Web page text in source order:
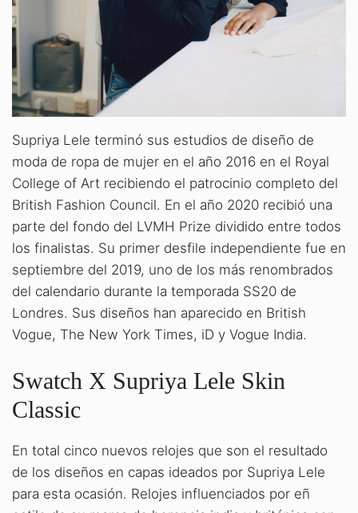
Supriya Lele terminó sus estudios de diseño de
moda de ropa de mujer en el año 2016 en el Royal
College of Art recibiendo el patrocinio completo del
British Fashion Council. En el año 2020 recibió una
parte del fondo del LVMH Prize dividido entre todos
los finalistas. Su primer desfile independiente fue en
septiembre del 2019, uno de los más renombrados
del calendario durante la temporada SS20 de
Londres. Sus diseños han aparecido en British
Vogue, The New York Times, iD y Vogue India.
Swatch X Supriya Lele Skin
Classic
En total cinco nuevos relojes que son el resultado
de los diseños en capas ideados por Supriya Lele
para esta ocasión. Relojes influenciados por eñ